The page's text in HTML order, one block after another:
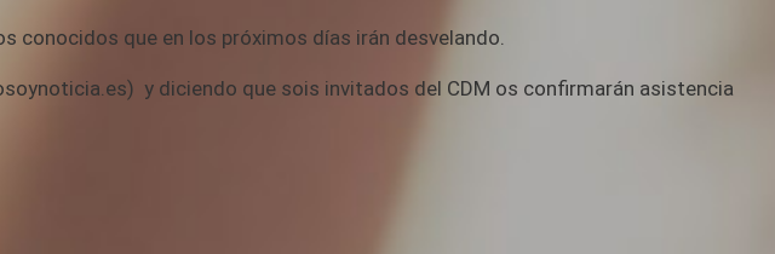
conocidos que en los próximos días irán desvelando.
y diciendo que sois invitados del CDM os confirmarán asistencia